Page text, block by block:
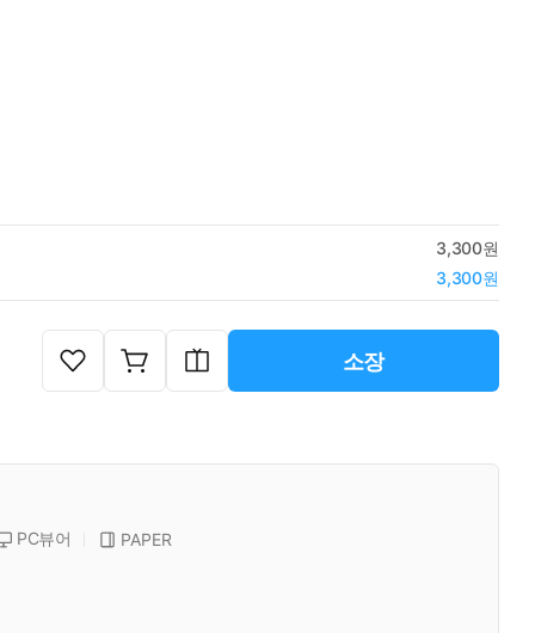
3,300원
3,300원
소장
PC뷰어
PAPER